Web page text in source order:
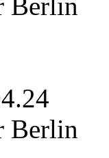
Berlin